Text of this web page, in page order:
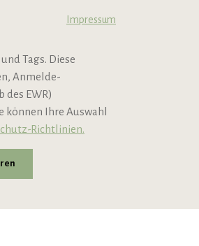
Newsletter
Impressum
Tags. Diese
Anmelde-
EWR)
können Ihre Auswahl
Richtlinien.